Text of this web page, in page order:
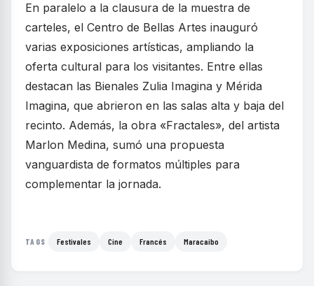
En paralelo a la clausura de la muestra de
carteles, el Centro de Bellas Artes inauguró
varias exposiciones artísticas, ampliando la
oferta cultural para los visitantes. Entre ellas
destacan las Bienales Zulia Imagina y Mérida
Imagina, que abrieron en las salas alta y baja del
recinto. Además, la obra «Fractales», del artista
Marlon Medina, sumó una propuesta
vanguardista de formatos múltiples para
complementar la jornada.
TAGS Festivales Cine Francés Maracaibo